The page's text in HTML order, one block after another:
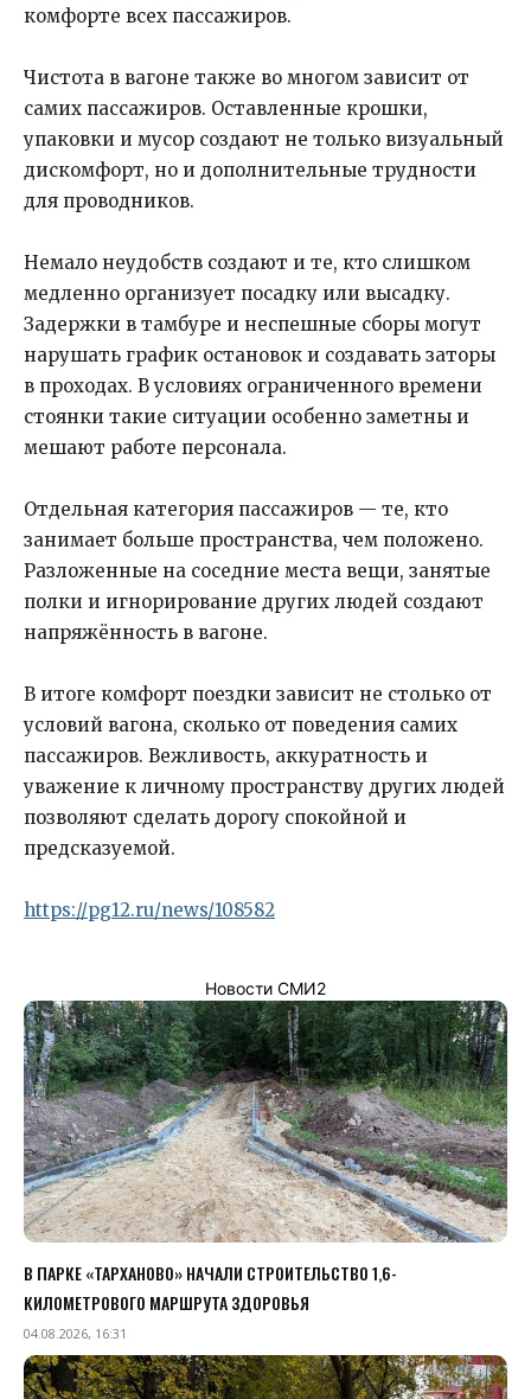
комфорте всех пассажиров.
Чистота в вагоне также во многом зависит от
самих пассажиров. Оставленные крошки,
упаковки и мусор создают не только визуальный
дискомфорт, но и дополнительные трудности
для проводников.
Немало неудобств создают и те, кто слишком
медленно организует посадку или высадку.
Задержки в тамбуре и неспешные сборы могут
нарушать график остановок и создавать заторы
в проходах. В условиях ограниченного времени
стоянки такие ситуации особенно заметны и
мешают работе персонала.
Отдельная категория пассажиров — те, кто
занимает больше пространства, чем положено.
Разложенные на соседние места вещи, занятые
полки и игнорирование других людей создают
напряжённость в вагоне.
В итоге комфорт поездки зависит не столько от
условий вагона, сколько от поведения самих
пассажиров. Вежливость, аккуратность и
уважение к личному пространству других людей
позволяют сделать дорогу спокойной и
предсказуемой.
https://pg12.ru/news/108582
Новости СМИ2
В ПАРКЕ «ТАРХАНОВО» НАЧАЛИ СТРОИТЕЛЬСТВО 1,6-
КИЛОМЕТРОВОГО МАРШРУТА ЗДОРОВЬЯ
04.08.2026, 16:31